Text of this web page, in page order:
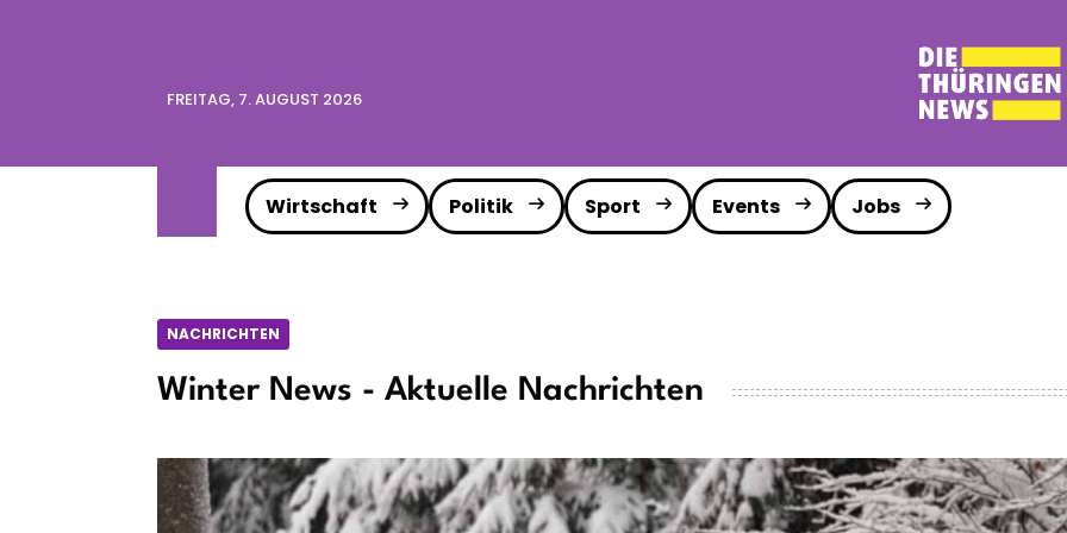
FREITAG, 7. AUGUST 2026
Wirtschaft Politik Sport Events Jobs
NACHRICHTEN
Winter News - Aktuelle Nachrichten